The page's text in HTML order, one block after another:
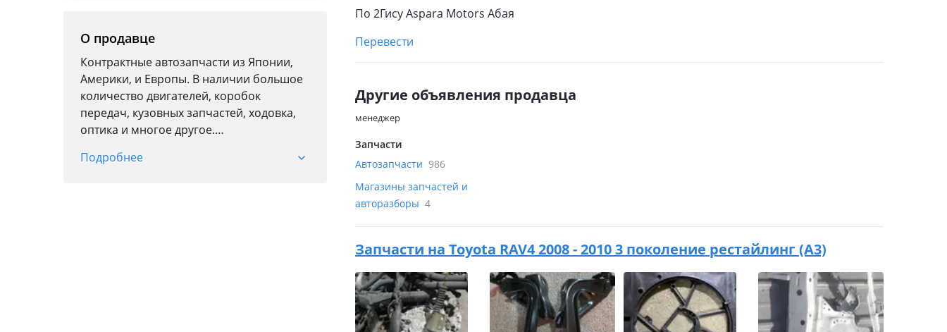
О продавце
Контрактные автозапчасти из Японии,
Америки, и Европы. В наличии большое
количество двигателей, коробок
передач, кузовных запчастей, ходовка,
оптика и многое другое.
Мы поможем найти вам нужную
Подробнее
По 2Гису Aspara Motors Абая
Перевести
Другие объявления продавца
менеджер
Запчасти
Автозапчасти 986
Магазины запчастей и
авторазборы 4
Запчасти на Toyota RAV4 2008 - 2010 3 поколение рестайлинг (A3)